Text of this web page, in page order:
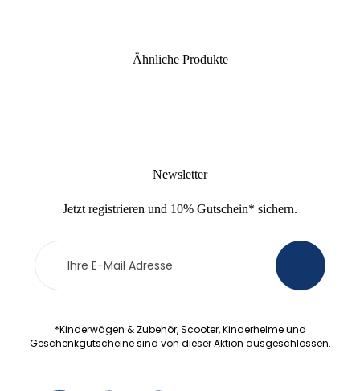
Ähnliche Produkte
Newsletter
Jetzt registrieren und 10% Gutschein* sichern.
Newsletter
Anmeldung
*Kinderwägen & Zubehör, Scooter, Kinderhelme und
Geschenkgutscheine sind von dieser Aktion ausgeschlossen.